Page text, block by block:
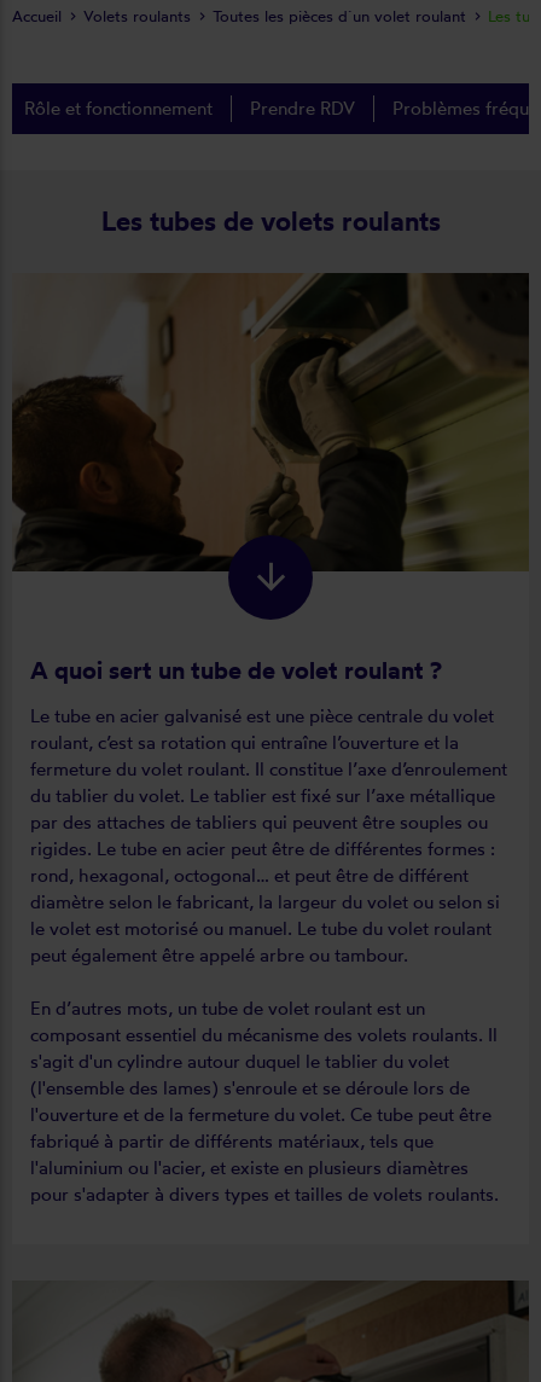
Rôle et fonctionnement Prendre RDV Problèmes
Les tubes de volets roulants
A quoi sert un tube de volet roulant ?
Le tube en acier galvanisé est une pièce centrale du volet
roulant, c’est sa rotation qui entraîne l’ouverture et la
fermeture du volet roulant. Il constitue l’axe d’enroulement
du tablier du volet. Le tablier est fixé sur l’axe métallique
par des attaches de tabliers qui peuvent être souples ou
rigides. Le tube en acier peut être de différentes formes :
rond, hexagonal, octogonal… et peut être de différent
diamètre selon le fabricant, la largeur du volet ou selon si
le volet est motorisé ou manuel. Le tube du volet roulant
peut également être appelé arbre ou tambour.
En d’autres mots, un tube de volet roulant est un
composant essentiel du mécanisme des volets roulants. Il
s'agit d'un cylindre autour duquel le tablier du volet
(l'ensemble des lames) s'enroule et se déroule lors de
l'ouverture et de la fermeture du volet. Ce tube peut être
fabriqué à partir de différents matériaux, tels que
l'aluminium ou l'acier, et existe en plusieurs diamètres
pour s'adapter à divers types et tailles de volets roulants.
Accueil Volets roulants Toutes les pièces d´un volet roulant Les